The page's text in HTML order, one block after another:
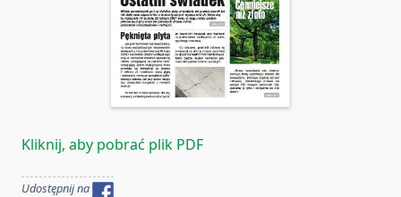
Kliknij, aby pobrać plik PDF
Udostępnij na